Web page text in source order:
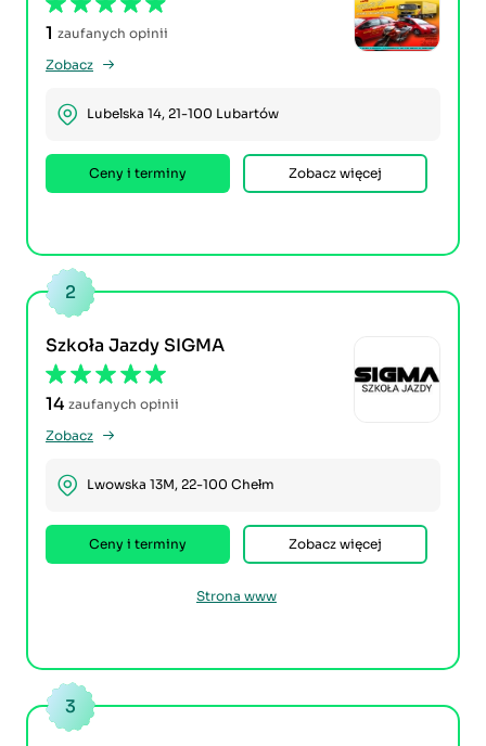
1 zaufanych opinii
Zobacz
Lubelska 14, 21-100 Lubartów
Ceny i terminy Zobacz więcej
2
Szkoła Jazdy SIGMA
14 zaufanych opinii
Zobacz
Lwowska 13M, 22-100 Chełm
Ceny i terminy Zobacz więcej
Strona www
3